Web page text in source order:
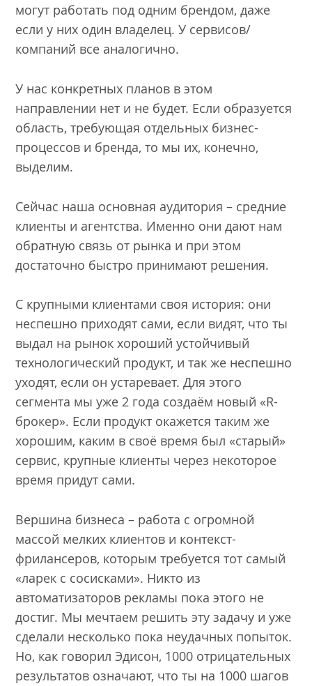
могут работать под одним брендом, даже
если у них один владелец. У сервисов/
компаний все аналогично.
У нас конкретных планов в этом
направлении нет и не будет. Если образуется
область, требующая отдельных бизнес-
процессов и бренда, то мы их, конечно,
выделим.
Сейчас наша основная аудитория – средние
клиенты и агентства. Именно они дают нам
обратную связь от рынка и при этом
достаточно быстро принимают решения.
С крупными клиентами своя история: они
неспешно приходят сами, если видят, что ты
выдал на рынок хороший устойчивый
технологический продукт, и так же неспешно
уходят, если он устаревает. Для этого
сегмента мы уже 2 года создаём новый «R-
брокер». Если продукт окажется таким же
хорошим, каким в своё время был «старый»
сервис, крупные клиенты через некоторое
время придут сами.
Вершина бизнеса – работа с огромной
массой мелких клиентов и контекст-
фрилансеров, которым требуется тот самый
«ларeк с сосисками». Никто из
автоматизаторов рекламы пока этого не
достиг. Мы мечтаем решить эту задачу и уже
сделали несколько пока неудачных попыток.
Но, как говорил Эдисон, 1000 отрицательных
результатов означают, что ты на 1000 шагов